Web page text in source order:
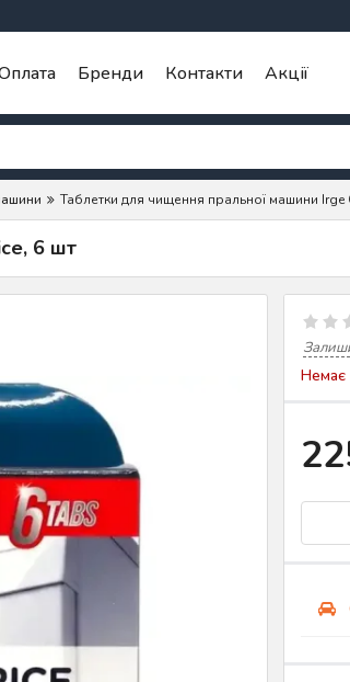
Бренди Контакти Акції
Таблетки для чищення пральної машини Irge
6 шт
Немає